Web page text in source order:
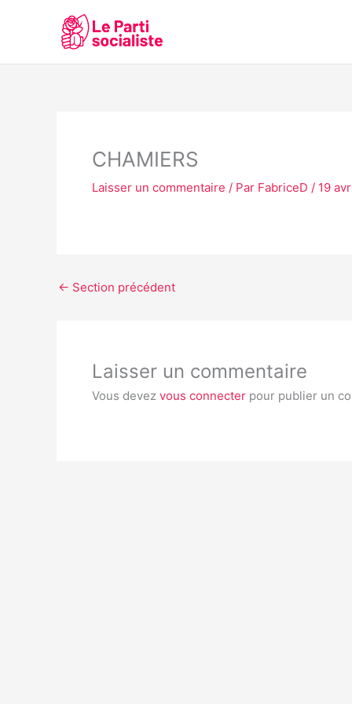
CHAMIERS
Laisser un commentaire / Par FabriceD / 19
← Section précédent
Laisser un commentaire
Vous devez vous connecter pour publier un